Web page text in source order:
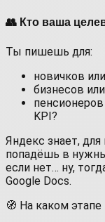
👥 Кто ваша
Ты пишешь для:
новичков
бизнесов
KPI?
Яндекс знает, для
попадёшь в
если нет… ну,
Google Docs.
🧭 На каком этапе